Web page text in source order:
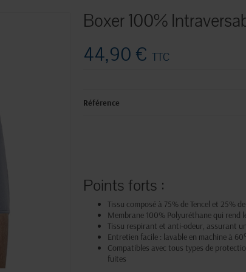
Boxer 100%
44,90 €TTC
Référence
Points forts :
Tissu composé à 75% de Tencel et
Membrane 100% Polyuréthane qui rend
Tissu respirant et anti-odeur, assurant
Entretien facile : lavable en machine à
Compatibles avec tous types de
fuites